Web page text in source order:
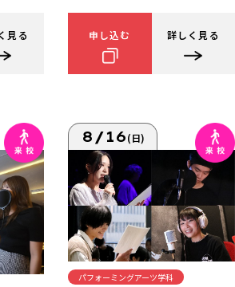
見る 申し込む 詳しく見る
8/16(日)
パフォーミングアーツ学科